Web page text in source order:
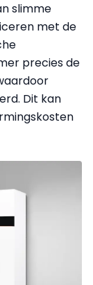
slimme
met de
precies de
Dit kan